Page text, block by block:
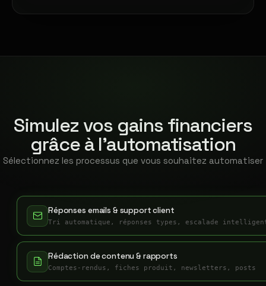
Simulez vos gains financiers
grâce à l'automatisation
Sélectionnez les processus que vous souhaitez automatiser
Réponses emails & support client
Tri automatique, réponses types, escalade
Rédaction de contenu & rapports
Comptes-rendus, fiches produit, newsletters, posts